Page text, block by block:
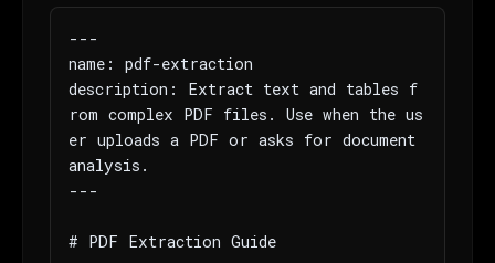
---
name: pdf-extraction
description: Extract text and tables f
rom complex PDF files. Use when the us
er uploads a PDF or asks for document
analysis.
---
# PDF Extraction Guide